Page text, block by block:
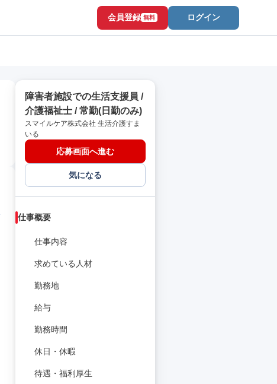
会員登録 無料 ログイン
障害者施設での生活支援員 /
介護福祉士 / 常勤(日勤のみ)
スマイルケア株式会社 生活介護すま
いる
応募画面へ進む
気になる
仕事概要
仕事内容
求めている人材
勤務地
給与
勤務時間
休日・休暇
待遇・福利厚生